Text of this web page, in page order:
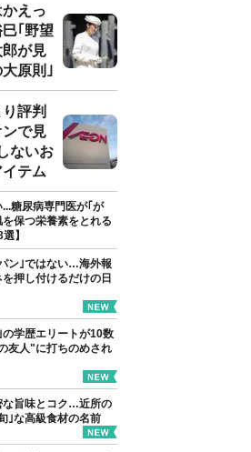
えっ
｢野望
が見
原則｣
評判
で見
ないお
テム
糖尿病専門医が｢が
保つ栄養素をとれる
】
ン｣ではない…海外報
押し付けるだけの日
学歴エリートが10数
友人"に打ちのめされ
な旨味とコク…近所の
｣な高級食材の名前